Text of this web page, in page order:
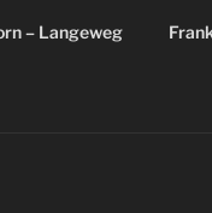
– Langeweg